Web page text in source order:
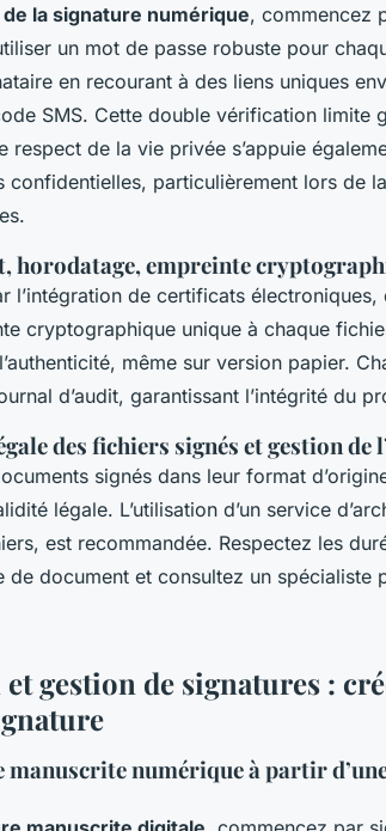
la signature numérique, commencez
un mot de passe robuste pour
en recourant à des liens uniques
SMS. Cette double vérification limite
respect de la vie privée s’appuie
confidentielles, particulièrement lors de
horodatage, empreinte
l’intégration de certificats électroniques,
cryptographique unique à chaque
même sur version papier.
d’audit, garantissant l’intégrité du
des fichiers signés et gestion de
signés dans leur format
légale. L’utilisation d’un service
est recommandée. Respectez les
de document et consultez un spécialiste
gestion de signatures :
manuscrite numérique à partir